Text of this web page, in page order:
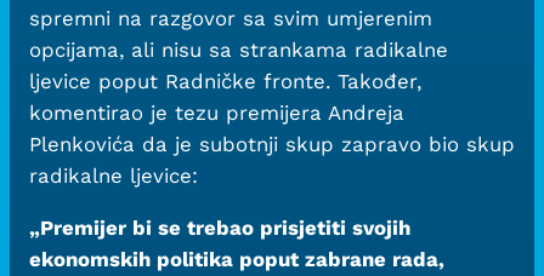
spremni na razgovor sa svim umjerenim
opcijama, ali nisu sa strankama radikalne
ljevice poput Radničke fronte. Također,
komentirao je tezu premijera Andreja
Plenkovića da je subotnji skup zapravo bio skup
radikalne ljevice:
„Premijer bi se trebao prisjetiti svojih
ekonomskih politika poput zabrane rada,